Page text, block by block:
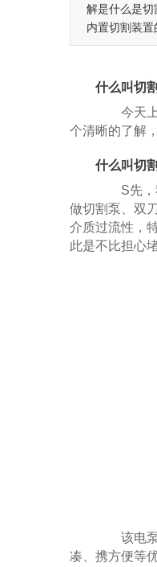
解是什么是
内置切割装置
什么叫切割
今天上
个清晰的了解
什么叫切割
S先，我
做切割泵、双
介质过流性，
此是不比担心
该电泵
凑、携方便等